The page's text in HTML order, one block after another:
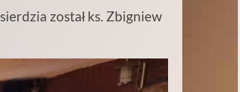
został ks. Zbigniew